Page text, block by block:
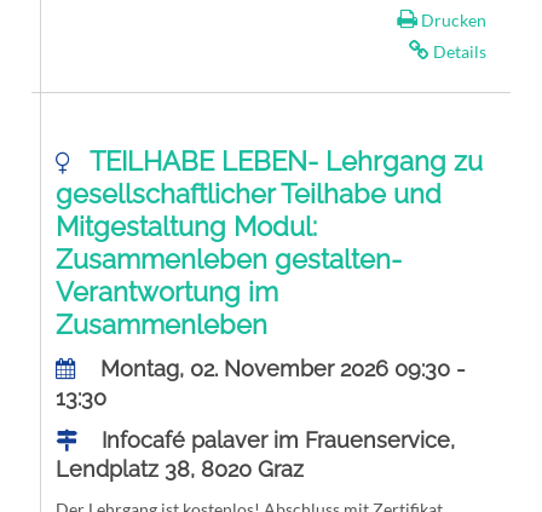
Drucken
Details
TEILHABE LEBEN- Lehrgang zu
gesellschaftlicher Teilhabe und
Mitgestaltung Modul:
Zusammenleben gestalten-
Verantwortung im
Zusammenleben
Montag, 02. November 2026 09:30 -
13:30
Infocafé palaver im Frauenservice,
Lendplatz 38, 8020 Graz